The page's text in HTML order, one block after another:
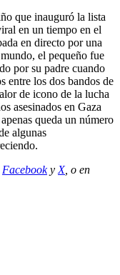
que inauguró la lista
en un tiempo en el
en directo por una
el pequeño fue
por su padre cuando
entre los dos bandos de
de icono de la lucha
asesinados en Gaza
queda un número
algunas
Facebooky X, o en